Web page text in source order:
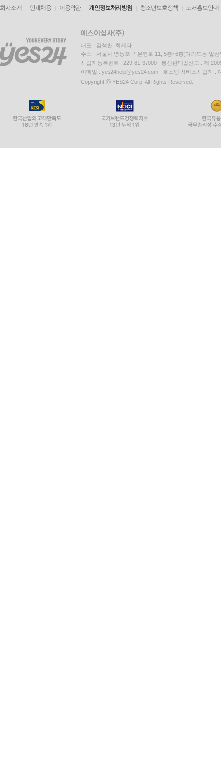
회사소개 인재채용 이용약관 개인정보처리방침 청소년보호정책 도서홍보안내
대표 : 김석환, 최세라
주소 : 서울시 영등포구 은행로 11, 5층~6층(여의도동,일신
사업자등록번호 : 229-81-37000 통신판매업신고 : 제
이메일 : yes24help@yes24.com 호스팅 서비스사업자 :
Copyright ⓒ YES24 Corp. All Rights Reserved.